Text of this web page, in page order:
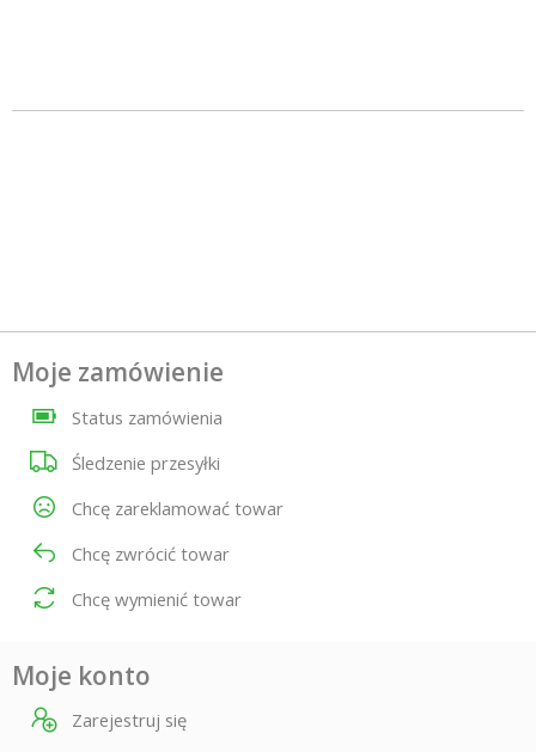
Moje zamówienie
Status zamówienia
Śledzenie przesyłki
Chcę zareklamować towar
Chcę zwrócić towar
Chcę wymienić towar
Moje konto
Zarejestruj się